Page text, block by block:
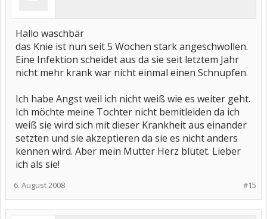
Hallo waschbär
das Knie ist nun seit 5 Wochen stark angeschwollen.
Eine Infektion scheidet aus da sie seit letztem Jahr
nicht mehr krank war nicht einmal einen Schnupfen.
Ich habe Angst weil ich nicht weiß wie es weiter geht.
Ich möchte meine Tochter nicht bemitleiden da ich
weiß sie wird sich mit dieser Krankheit aus einander
setzten und sie akzeptieren da sie es nicht anders
kennen wird. Aber mein Mutter Herz blutet. Lieber
ich als sie!
#15
6. August 2008